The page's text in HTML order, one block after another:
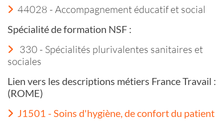
44028 - Accompagnement éducatif et social
Spécialité de formation NSF :
330 - Spécialités plurivalentes sanitaires et
sociales
Lien vers les descriptions métiers France Travail :
(ROME)
J1501 - Soins d'hygiène, de confort du patient